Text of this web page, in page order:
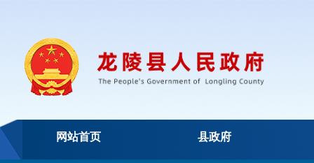
网站首页 县政府